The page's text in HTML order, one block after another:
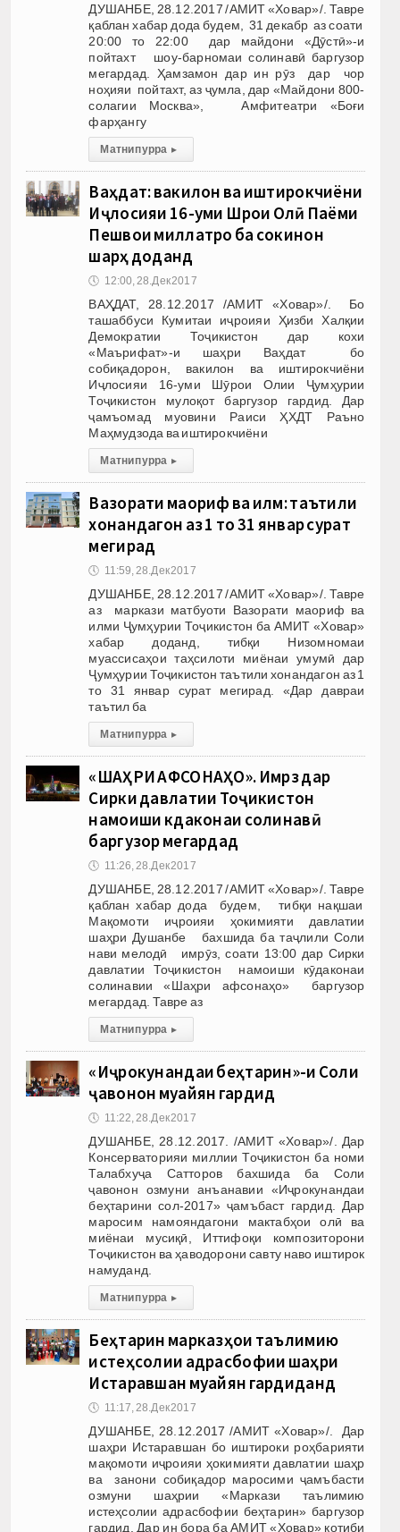
ДУШАНБЕ, 28.12.2017 /АМИТ «Ховар»/. Тавре
қаблан хабар дода будем, 31 декабр аз соати
20:00 то 22:00 дар майдони «Дӯстӣ»-и
пойтахт шоу-барномаи солинавӣ баргузор
мегардад. Ҳамзамон дар ин рӯз дар чор
ноҳияи пойтахт, аз ҷумла, дар «Майдони 800-
солагии Москва», Амфитеатри «Боғи
фарҳангу
Матни пурра ▸
Ваҳдат: вакилон ва иштирокчиёни
Иҷлосияи 16-уми Шӯрои Олӣ Паёми
Пешвои миллатро ба сокинон
шарҳ доданд
🕔 12:00, 28.Дек 2017
ВАҲДАТ, 28.12.2017 /АМИТ «Ховар»/. Бо
ташаббуси Кумитаи иҷроияи Ҳизби Халқии
Демократии Тоҷикистон дар кохи
«Маърифат»-и шаҳри Ваҳдат бо
собиқадорон, вакилон ва иштирокчиёни
Иҷлосияи 16-уми Шӯрои Олии Ҷумҳурии
Тоҷикистон мулоқот баргузор гардид. Дар
ҷамъомад муовини Раиси ҲХДТ Раъно
Маҳмудзода ва иштирокчиёни
Матни пурра ▸
Вазорати маориф ва илм: таътили
хонандагон аз 1 то 31 январ сурат
мегирад
🕔 11:59, 28.Дек 2017
ДУШАНБЕ, 28.12.2017 /АМИТ «Ховар»/. Тавре
аз маркази матбуоти Вазорати маориф ва
илми Ҷумҳурии Тоҷикистон ба АМИТ «Ховар»
хабар доданд, тибқи Низомномаи
муассисаҳои таҳсилоти миёнаи умумӣ дар
Ҷумҳурии Тоҷикистон таътили хонандагон аз 1
то 31 январ сурат мегирад. «Дар давраи
таътил ба
Матни пурра ▸
«ШАҲРИ АФСОНАҲО». Имрӯз дар
Сирки давлатии Тоҷикистон
намоиши кӯдаконаи солинавӣ
баргузор мегардад
🕔 11:26, 28.Дек 2017
ДУШАНБЕ, 28.12.2017 /АМИТ «Ховар»/. Тавре
қаблан хабар дода будем, тибқи нақшаи
Мақомоти иҷроияи ҳокимияти давлатии
шаҳри Душанбе бахшида ба таҷлили Соли
нави мелодӣ имрӯз, соати 13:00 дар Сирки
давлатии Тоҷикистон намоиши кӯдаконаи
солинавии «Шаҳри афсонаҳо» баргузор
мегардад. Тавре аз
Матни пурра ▸
«Иҷрокунандаи беҳтарин»-и Соли
ҷавонон муайян гардид
🕔 11:22, 28.Дек 2017
ДУШАНБЕ, 28.12.2017. /АМИТ «Ховар»/. Дар
Консерваторияи миллии Тоҷикистон ба номи
Талабхуҷа Сатторов бахшида ба Соли
ҷавонон озмуни анъанавии «Иҷрокунандаи
беҳтарини сол-2017» ҷамъбаст гардид. Дар
маросим намояндагони мактабҳои олӣ ва
миёнаи мусиқӣ, Иттифоқи композиторони
Тоҷикистон ва ҳаводорони савту наво иштирок
намуданд.
Матни пурра ▸
Беҳтарин марказҳои таълимию
истеҳсолии адрасбофии шаҳри
Истаравшан муайян гардиданд
🕔 11:17, 28.Дек 2017
ДУШАНБЕ, 28.12.2017 /АМИТ «Ховар»/. Дар
шаҳри Истаравшан бо иштироки роҳбарияти
мақомоти иҷроияи ҳокимияти давлатии шаҳр
ва занони собиқадор маросими ҷамъбасти
озмуни шаҳрии «Маркази таълимию
истеҳсолии адрасбофии беҳтарин» баргузор
гардид. Дар ин бора ба АМИТ «Ховар» котиби